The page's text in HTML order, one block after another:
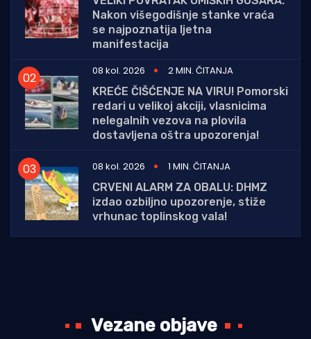
Nakon višegodišnje stanke vraća
se najpoznatija ljetna
manifestacija
08 kol. 2026
2 MIN. ČITANJA
KREĆE ČIŠĆENJE NA VIRU! Pomorski
redari u velikoj akciji, vlasnicima
nelegalnih vezova na plovila
dostavljena oštra upozorenja!
08 kol. 2026
1 MIN. ČITANJA
CRVENI ALARM ZA OBALU: DHMZ
izdao ozbiljno upozorenje, stiže
vrhunac toplinskog vala!
Vezane objave